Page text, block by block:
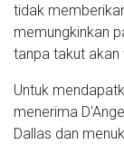
tidak
memungkinkan
tanpa takut akan
Untuk
menerima
Dallas dan